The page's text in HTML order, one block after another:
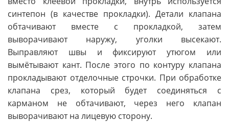
синтепон (в качестве прокладки). Детали клапана
обтачивают вместе с прокладкой, затем
выворачивают наружу, уголки высекают.
Выправляют швы и фиксируют утюгом или
вымётывают кант. После этого по контуру клапана
прокладывают отделочные строчки. При обработке
клапана срез, который будет соединяться с
карманом не обтачивают, через него клапан
выворачивают на лицевую сторону.